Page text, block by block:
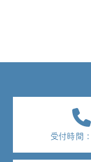
受付時間